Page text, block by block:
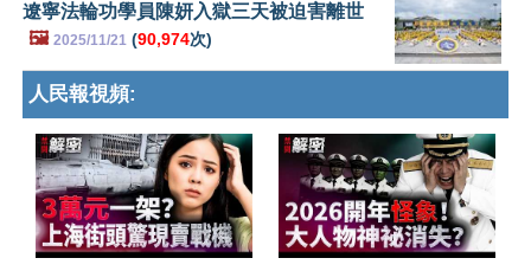
遼寧法輪功學員陳妍入獄三天被迫害離世
🖼️ 2025/11/21 (90,974次)
人民報視頻: